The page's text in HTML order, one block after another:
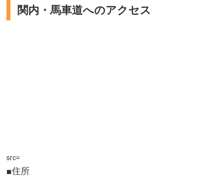
関内・馬車道へのアクセス
src=
■住所